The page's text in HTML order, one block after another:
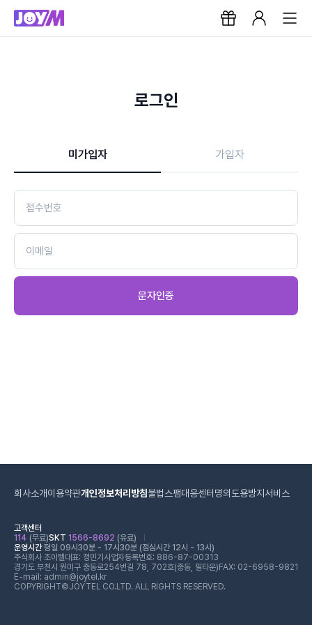
로그인
미가입자 가입자
문자인증
회사소개이용약관개인정보처리방침불법스팸대응센터 명의도용방지서비스
고객센터
114 (무료)SKT 1566-8692 (유료)
운영시간평일 09시30분 - 17시30분 (점심시간 12시 - 13시)
주식회사 조이텔대표: 정민기 사업자등록번호: 886-87-00313
경기도 부천시 원미구 중동로254번길 78, 702호(중동, 필타운) FAX: 02-6958-9821
E-mail: admin@joytel.kr
COPYRIGHT©JOYTEL CO.LTD. ALL RIGHTS RESERVED.